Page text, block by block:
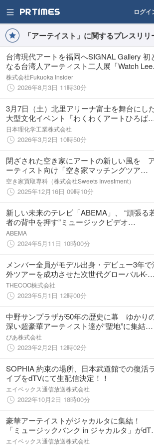
ログイ
「アーテイスト」に関するプレスリ
台湾現代アートを福岡へSIGNAL Gallery 初
なる台湾人アーティスト二人展「Watch
— Two Perspectives, One Vision」
株式会社Fukuoka Insider
2026年8月3日 11時30分
3月7日（土）北里アリーナ富士を舞台にし
大型文化イベント『わくわくアートひろば
開催！みんなでアートの一日を楽しんじゃお
う！
日本理化学工業株式会社
2026年3月2日 10時50分
閉ざされた空き家にアートの新しい風を
ーティスト向け「空き家マッチングツア
ー」 2026年1月31日 静岡県島田市・川根
本町の廃屋が創造の拠点へ
空き家買取専科（株式会社Sweets Investment）
2025年12月16日 09時10分
新しい未来のテレビ「ABEMA」、 “頑張る
者の背中を押す”ミュージックビデオ
『Promise』を企画・制作 MV出演の呂布カ
ルマと新世代ラッパー・#KTちゃんがタッグ
を組み、リリックを書き下ろし！
ABEMA
2024年5月11日 10時00分
メンバー全員がモデル出身・デビュー3年で
外ツアーを成功させた次世代グローバルK-
POPバンド「2Z」、「Fanicon（ファニコ
ン）」にて公式ファンコミュニティ【FromA
2Z】全世界同時オープン
THECOO株式会社
2023年5月1日 12時00分
中野サンプラザが50年の歴史に幕 ゆかり
深い超豪華アーティスト達が“聖地”に集結！
「さよなら中野サンプラザ音楽祭」開催決
定！
ぴあ株式会社
2023年2月2日 12時02分
SOPHIA 約束の場所、日本武道館での復活
イブをdTVにて生配信決定！！
エイベックス通信放送株式会社
2022年10月2日 18時00分
豪華アーテイストがジャカルタに集結！
「ミュージックバンク in ジャカルタ」が
で配信スタート
エイベックス通信放送株式会社